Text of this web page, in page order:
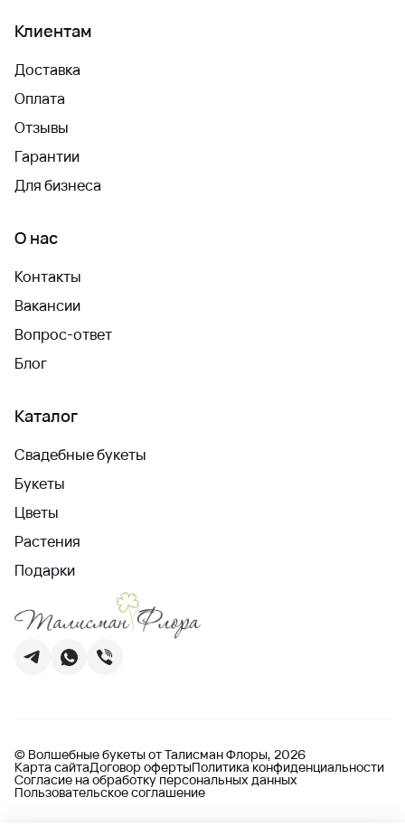
Клиентам
Доставка
Оплата
Отзывы
Гарантии
Для бизнеса
О нас
Контакты
Вакансии
Вопрос-ответ
Блог
Каталог
Свадебные букеты
Букеты
Цветы
Растения
Подарки
© Волшебные букеты от Талисман Флоры, 2026
Карта сайтаДоговор офертыПолитика конфиденциальности
Согласие на обработку персональных данных
Пользовательское соглашение